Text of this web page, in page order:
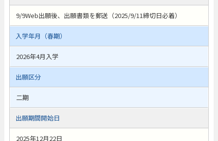
9/9Web出願後、出願書類を郵送（2025/9/11締切日必着）
入学年月（春期）
2026年4月入学
出願区分
二期
出願期間開始日
2025年12月22日